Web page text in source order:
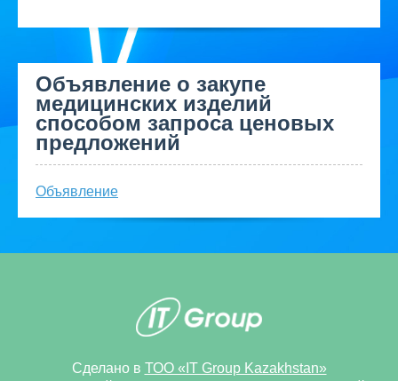
Объявление о закупе
медицинских изделий
способом запроса ценовых
предложений
Объявление
Сделано в ТОО «IT Group Kazakhstan»